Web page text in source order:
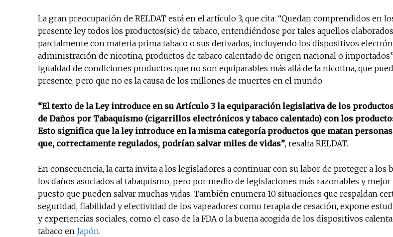
La gran preocupación de RELDAT está en el artículo 3, que cita: “Quedan comprendidos en
presente ley todos los productos(sic) de tabaco, entendiéndose por tales aquellos
parcialmente con materia prima tabaco o sus derivados, incluyendo los dispositivos
administración de nicotina, productos de tabaco calentado de origen nacional o
igualdad de condiciones productos que no son equiparables más allá de la nicotina, que
presente, pero que no es la causa de los millones de muertes en el mundo.
“El texto de la Ley introduce en su Artículo 3 la equiparación legislativa de los
de Daños por Tabaquismo (cigarrillos electrónicos y tabaco calentado) con los
Esto significa que la ley introduce en la misma categoría productos que matan
que, correctamente regulados, podrían salvar miles de vidas”, resalta RELDAT.
En consecuencia, la carta invita a los legisladores a continuar con su labor de proteger a los
los daños asociados al tabaquismo, pero por medio de legislaciones más razonables y mejor
puesto que pueden salvar muchas vidas. También enumera 10 situaciones que respaldan
seguridad, fiabilidad y efectividad de los vapeadores como terapia de cesación, expone
y experiencias sociales, como el caso de la FDA o la buena acogida de los dispositivos
tabaco en Japón.